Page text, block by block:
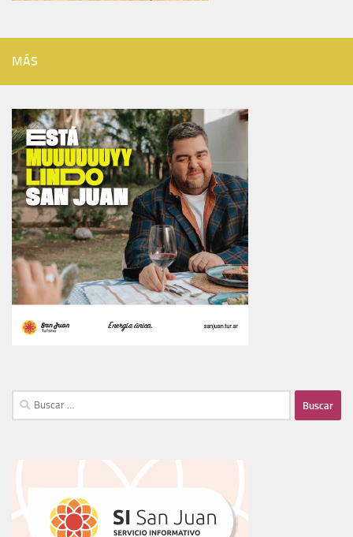
MÁS